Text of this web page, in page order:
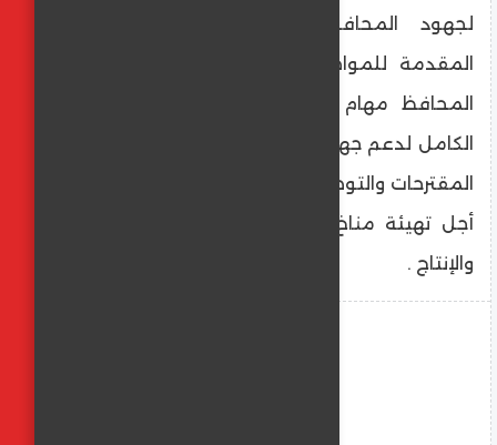
لجهود المحافظة في تحسين الخدمات
المقدمة للمواطنين منذ اليوم الأول لتولى
المحافظ مهام عمله، مؤكدين استعدادهم
الكامل لدعم جهود المحافظة من خلال تقديم
المقترحات والتوصيات وطرح الرؤى والحلول من
أجل تهيئة مناخ أفضل لأبناء المنيا للعمل
والإنتاج .